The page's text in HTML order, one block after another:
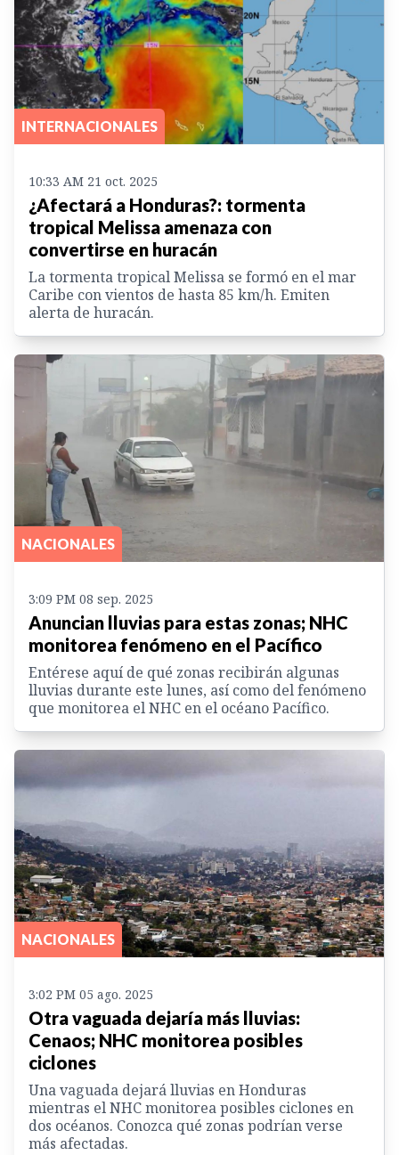
INTERNACIONALES
10:33 AM 21 oct. 2025
¿Afectará a Honduras?: tormenta
tropical Melissa amenaza con
convertirse en huracán
La tormenta tropical Melissa se formó en el mar
Caribe con vientos de hasta 85 km/h. Emiten
alerta de huracán.
NACIONALES
3:09 PM 08 sep. 2025
Anuncian lluvias para estas zonas; NHC
monitorea fenómeno en el Pacífico
Entérese aquí de qué zonas recibirán algunas
lluvias durante este lunes, así como del fenómeno
que monitorea el NHC en el océano Pacífico.
NACIONALES
3:02 PM 05 ago. 2025
Otra vaguada dejaría más lluvias:
Cenaos; NHC monitorea posibles
ciclones
Una vaguada dejará lluvias en Honduras
mientras el NHC monitorea posibles ciclones en
dos océanos. Conozca qué zonas podrían verse
más afectadas.